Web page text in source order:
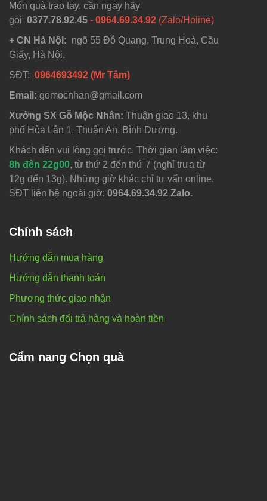
Món quà trao tay, cần ngay hãy
gọi 0377.78.92.45 - 0964.69.34.92 (Zalo/Holine)
+ CN Hà Nội: ngõ 55 Đỗ Quang, Trung Hoà, Cầu
Giấy, Hà Nội.
SĐT: 0964693492 (Mr Tâm)
Email: gomocnhan@gmail.com
Xưởng SX Gỗ Mộc Nhân: Thuận giao 13, khu
phố Hòa Lân 1, Thuận An, Bình Dương.
Khách đến vui lòng gọi trước. Thời gian làm việc:
8h đến 22g00, từ thứ 2 đến thứ 7 (nghỉ trưa từ
12g đến 13g). Những giờ khác chỉ tư vấn online.
SĐT liên hệ ngoài giờ: 0964.69.34.92 Zalo.
Chính sách
Hướng dẫn mua hàng
Hướng dẫn thanh toán
Phương thức giao nhận
Chính sách đổi trả hàng và hoàn tiền
Cẩm nang Chọn quà